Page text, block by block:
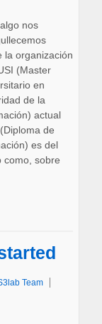
nos
la organización
(Master
en
de la
actual
de
es del
como, sobre
Team